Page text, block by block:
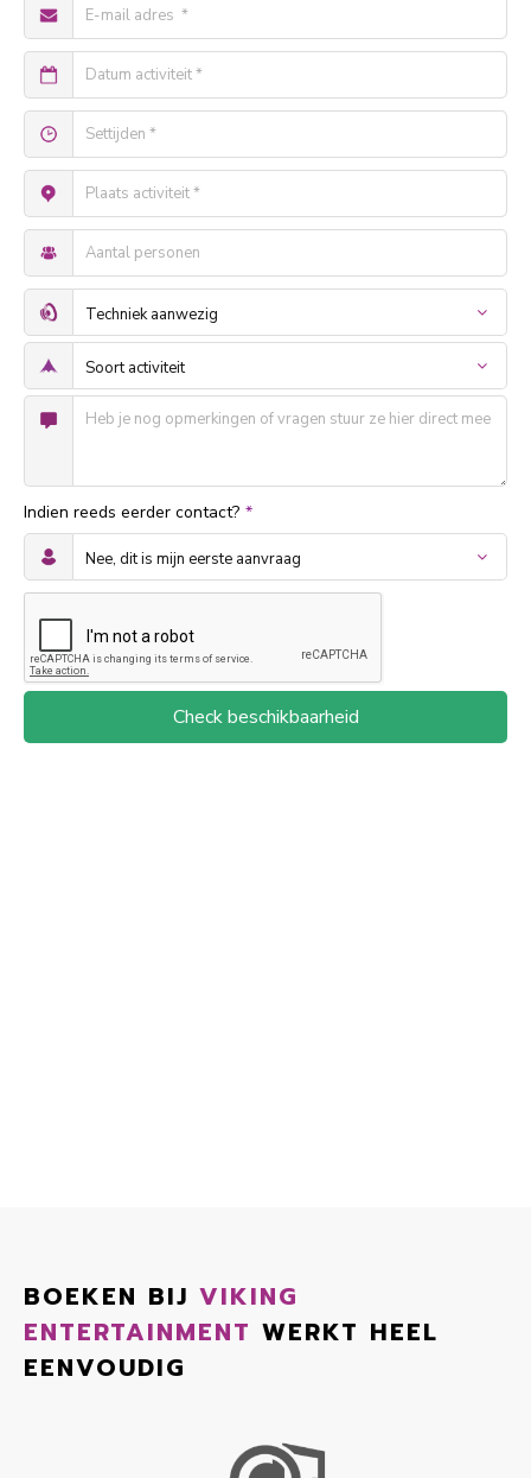
Indien reeds eerder contact? *
Check beschikbaarheid
BOEKEN BIJ VIKING
ENTERTAINMENT WERKT HEEL
EENVOUDIG